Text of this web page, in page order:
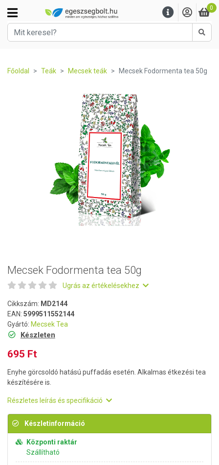
0
Főoldal Teák Mecsek teák Mecsek Fodormenta tea 50g
Mecsek Fodormenta tea 50g
Ugrás az értékelésekhez
Cikkszám: MD2144
EAN: 5999511552144
Gyártó: Mecsek Tea
Készleten
695 Ft
Enyhe görcsoldó hatású puffadás esetén. Alkalmas étkezési tea
készítésére is.
Részletes leírás és specifikáció
Készletinformáció
Központi raktár
Szállítható